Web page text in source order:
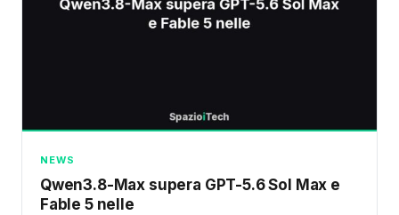
NEWS
Qwen3.8-Max supera GPT-5.6 Sol Max e
Fable 5 nelle